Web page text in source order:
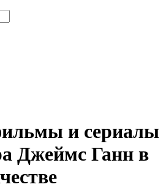
и сериалы
Джеймс Ганн в